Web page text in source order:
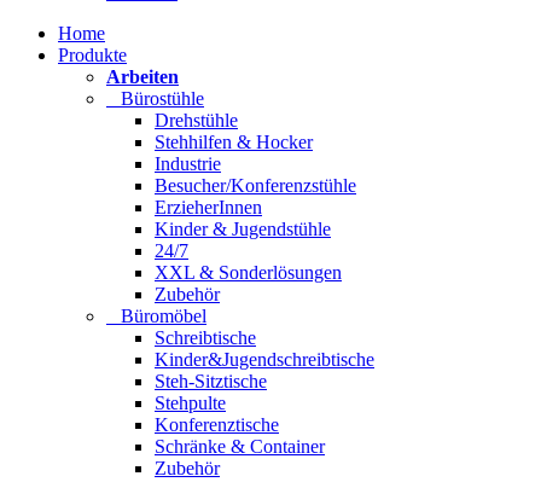
Home
Produkte
Arbeiten
Bürostühle
Drehstühle
Stehhilfen & Hocker
Industrie
Besucher/Konferenzstühle
ErzieherInnen
Kinder & Jugendstühle
24/7
XXL & Sonderlösungen
Zubehör
Büromöbel
Schreibtische
Kinder&Jugendschreibtische
Steh-Sitztische
Stehpulte
Konferenztische
Schränke & Container
Zubehör